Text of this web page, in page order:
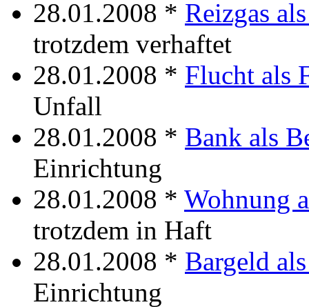
28.01.2008 * Reizgas
trotzdem verhaftet
28.01.2008 * Flucht als
Unfall
28.01.2008 * Bank als
Einrichtung
28.01.2008 * Wohnung
trotzdem in Haft
28.01.2008 * Bargeld
Einrichtung